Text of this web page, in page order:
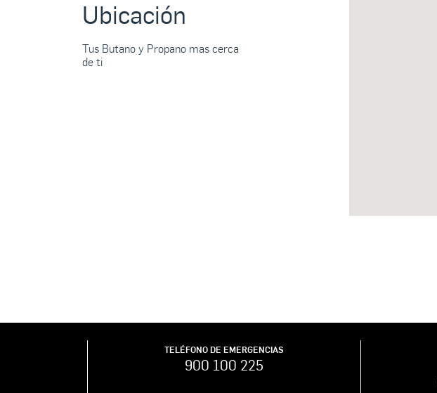
Ubicación
Tus Butano y Propano mas cerca
de ti
TELÉFONO DE EMERGENCIAS
900 100 225